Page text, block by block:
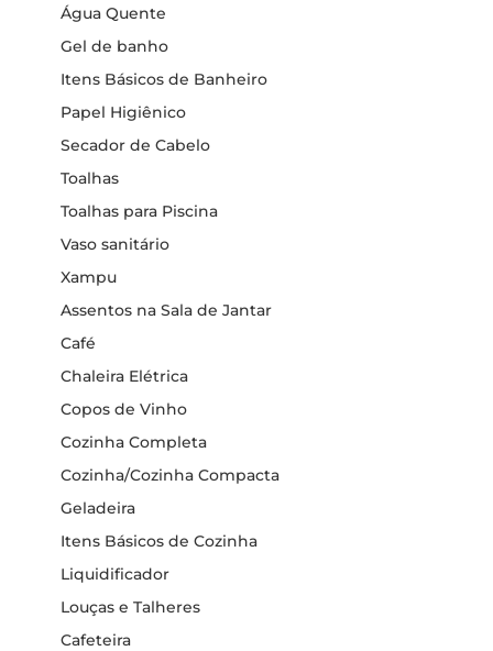
Água Quente
Gel de banho
Itens Básicos de Banheiro
Papel Higiênico
Secador de Cabelo
Toalhas
Toalhas para Piscina
Vaso sanitário
Xampu
Assentos na Sala de Jantar
Café
Chaleira Elétrica
Copos de Vinho
Cozinha Completa
Cozinha/Cozinha Compacta
Geladeira
Itens Básicos de Cozinha
Liquidificador
Louças e Talheres
Cafeteira